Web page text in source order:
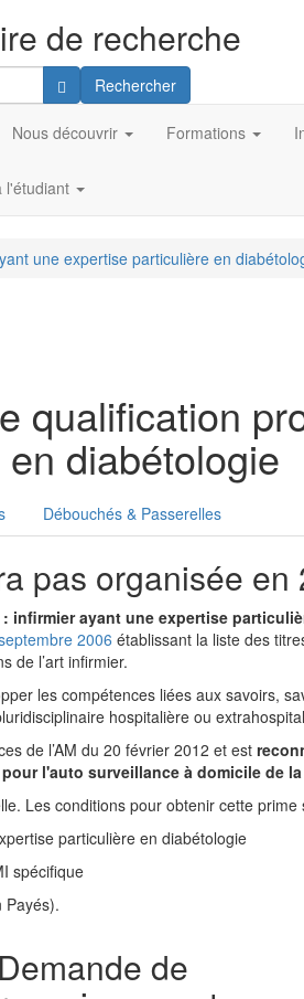
de recherche
Rechercher
Nous découvrir Formations
l'étudiant
une expertise particulière en
qualification
diabétologie
Débouchés & Passerelles
pas organisée en
ayant une expertise
2006 établissant la liste des
de l’art infirmier.
les compétences liées aux savoirs,
hospitalière ou
de l’AM du 20 février 2012 et est
l'auto surveillance à domicile de
Les conditions pour obtenir cette prime
particulière en diabétologie
spécifique
Payés).
Demande de